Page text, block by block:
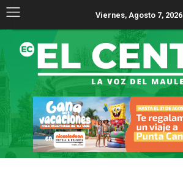
Viernes, Agosto 7, 2026